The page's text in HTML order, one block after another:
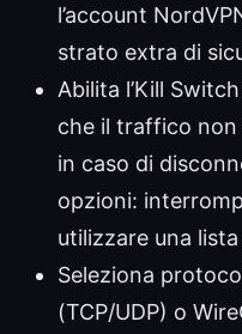
l’account
strato extra di
Abilita l’Kill
che il traffico non
in caso di
opzioni:
utilizzare una
Seleziona
(TCP/UDP) o